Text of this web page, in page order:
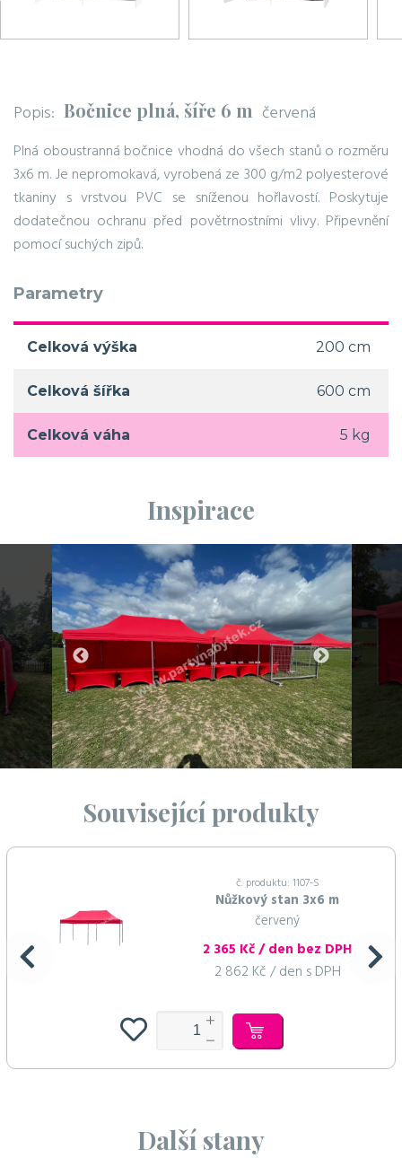
Popis: Bočnice plná, šíře 6 m červená
Plná oboustranná bočnice vhodná do všech stanů o rozměru
3x6 m. Je nepromokavá, vyrobená ze 300 g/m2 polyesterové
tkaniny s vrstvou PVC se sníženou hořlavostí. Poskytuje
dodatečnou ochranu před povětrnostními vlivy. Připevnění
pomocí suchých zipů.
Parametry
Celková výška 200 cm
Celková šířka 600 cm
Celková váha 5 kg
Inspirace
Související produkty
č. produktu: 1107-S
Nůžkový stan 3x6 m
červený
2 365 Kč / den bez DPH
2 862 Kč / den s DPH
Další stany